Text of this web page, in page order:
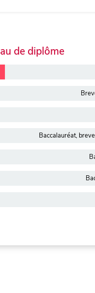
de diplôme
Baccalauréat,